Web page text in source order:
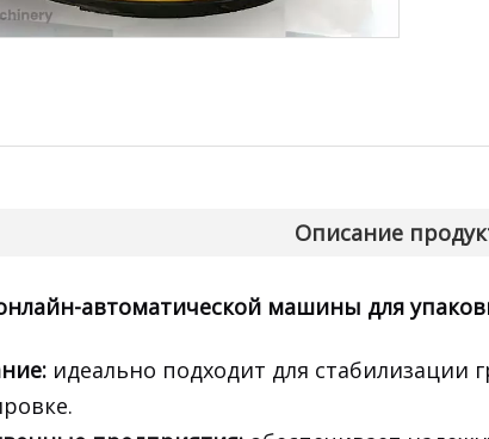
Описание
автоматической машины для
идеально подходит для стабилизации